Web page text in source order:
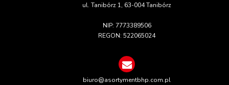
ul. Tanibórz 1, 63-004 Tanibórz
NIP: 7773389506
REGON: 522065024
biuro@asortymentbhp.com.pl